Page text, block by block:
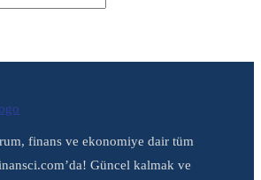
finans ve ekonomiye dair tüm
Güncel kalmak ve